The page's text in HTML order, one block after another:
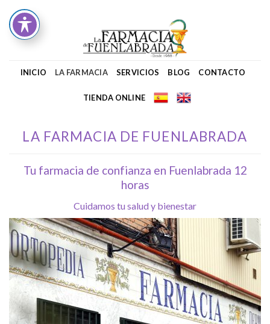
content
INICIO LA FARMACIA SERVICIOS BLOG CONTACTO
TIENDA ONLINE
LA FARMACIA DE FUENLABRADA
Tu farmacia de confianza en Fuenlabrada 12
horas
Cuidamos tu salud y bienestar